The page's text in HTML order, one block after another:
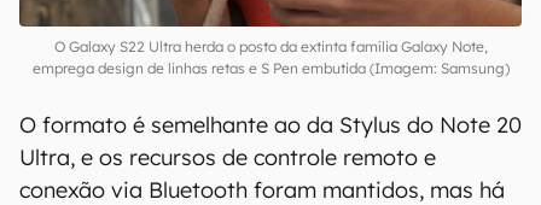
O Galaxy S22 Ultra herda o posto da extinta família Galaxy Note,
emprega design de linhas retas e S Pen embutida (Imagem: Samsung)
O formato é semelhante ao da Stylus do Note 20
Ultra, e os recursos de controle remoto e
conexão via Bluetooth foram mantidos, mas há